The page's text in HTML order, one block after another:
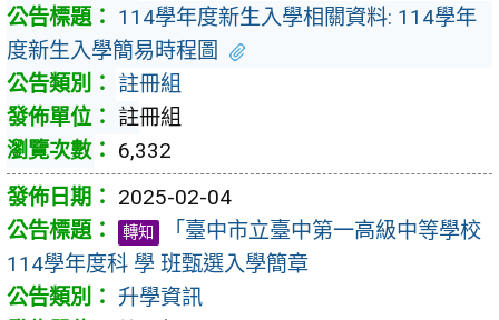
114學年度新生入學相關資料: 114學年
度新生入學簡易時程圖
註冊組
註冊組
6,332
2025-02-04
轉知
「臺中市立臺中第一高級中等學校
114學年度科 學 班甄選入學簡章
升學資訊